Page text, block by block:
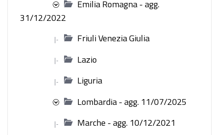
Emilia Romagna - agg.
31/12/2022
|- Friuli Venezia Giulia
|- Lazio
|-
Liguria
Lombardia - agg. 11/07/2025
|- Marche - agg. 10/12/2021